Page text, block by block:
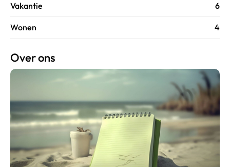
Vakantie 6
Wonen 4
Over ons